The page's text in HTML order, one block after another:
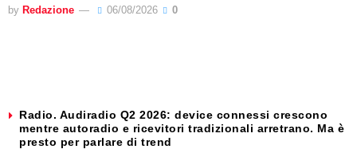
by Redazione 06/08/2026 0
Radio. Audiradio Q2 2026: device connessi crescono
mentre autoradio e ricevitori tradizionali arretrano. Ma è
presto per parlare di trend